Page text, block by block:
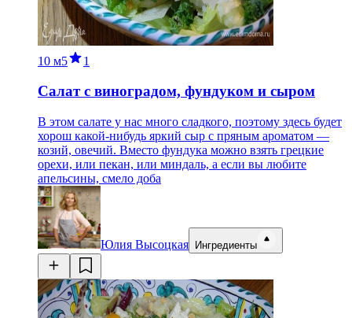
10 м5 1
Салат с виноградом, фундуком и сыром
В этом салате у нас много сладкого, поэтому здесь будет
хорош какой-нибудь яркий сыр с пряным ароматом —
козий, овечий. Вместо фундука можно взять грецкие
орехи, или пекан, или миндаль, а если вы любите
апельсины, смело доба
Юлия Высоцкая Ингредиенты